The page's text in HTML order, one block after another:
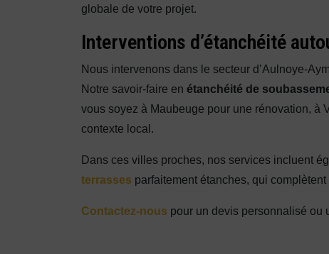
globale de votre projet.
Interventions d’étanchéité
Nous intervenons dans le secteur d’Aulnoye-
Notre savoir-faire en étanchéité de
vous soyez à Maubeuge pour une rénovation, à
contexte local.
Dans ces villes proches, nos services incluent
terrasses parfaitement étanches, qui
Contactez-nous pour un devis personnalisé ou